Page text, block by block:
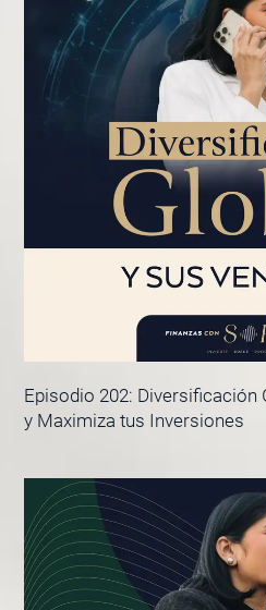
Episodio 202: Diversificación
y Maximiza tus Inversiones